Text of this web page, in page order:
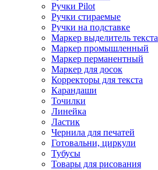
Ручки Pilot
Ручки стираемые
Ручки на подставке
Маркер выделитель текста
Маркер промышленный
Маркер перманентный
Маркер для досок
Корректоры для текста
Карандаши
Точилки
Линейка
Ластик
Чернила для печатей
Готовальни, циркули
Тубусы
Товары для рисования